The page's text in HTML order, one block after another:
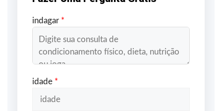
indagar *
idade *